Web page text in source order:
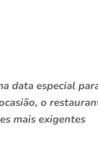
data especial
o
mais exigentes